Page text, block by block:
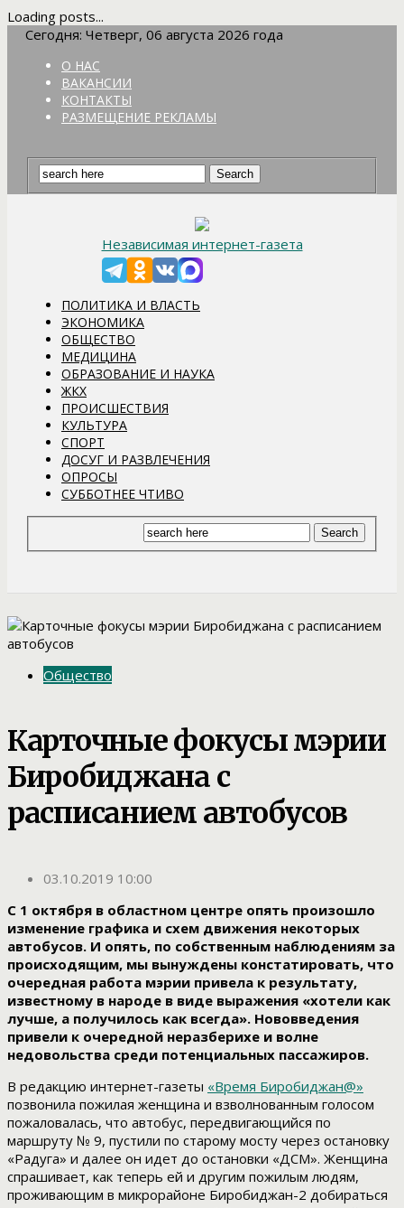
Loading posts...
Сегодня: Четверг, 06 августа 2026 года
О НАС
ВАКАНСИИ
КОНТАКТЫ
РАЗМЕЩЕНИЕ РЕКЛАМЫ
Независимая интернет-газета
ПОЛИТИКА И ВЛАСТЬ
ЭКОНОМИКА
ОБЩЕСТВО
МЕДИЦИНА
ОБРАЗОВАНИЕ И НАУКА
ЖКХ
ПРОИСШЕСТВИЯ
КУЛЬТУРА
СПОРТ
ДОСУГ И РАЗВЛЕЧЕНИЯ
ОПРОСЫ
СУББОТНЕЕ ЧТИВО
Общество
Карточные фокусы мэрии
Биробиджана с
расписанием автобусов
03.10.2019 10:00
С 1 октября в областном центре опять произошло
изменение графика и схем движения некоторых
автобусов. И опять, по собственным наблюдениям за
происходящим, мы вынуждены констатировать, что
очередная работа мэрии привела к результату,
известному в народе в виде выражения «хотели как
лучше, а получилось как всегда». Нововведения
привели к очередной неразберихе и волне
недовольства среди потенциальных пассажиров.
В редакцию интернет-газеты «Время Биробиджан@»
позвонила пожилая женщина и взволнованным голосом
пожаловалась, что автобус, передвигающийся по
маршруту № 9, пустили по старому мосту через остановку
«Радуга» и далее он идет до остановки «ДСМ». Женщина
спрашивает, как теперь ей и другим пожилым людям,
проживающим в микрорайоне Биробиджан-2 добираться